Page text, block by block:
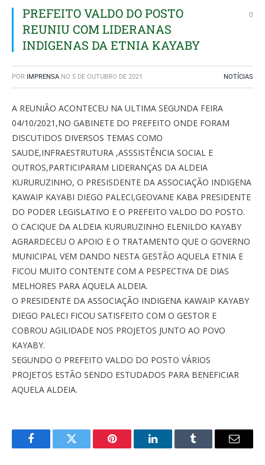
PREFEITO VALDO DO POSTO
REUNIU COM LIDERANAS
INDIGENAS DA ETNIA KAYABY
0
POR IMPRENSA NO 5 DE OUTUBRO DE 2021 NOTÍCIAS
A REUNIÃO ACONTECEU NA ULTIMA SEGUNDA FEIRA
04/10/2021,NO GABINETE DO PREFEITO ONDE FORAM
DISCUTIDOS DIVERSOS TEMAS COMO
SAUDE,INFRAESTRUTURA ,ASSSISTÊNCIA SOCIAL E
OUTROS,PARTICIPARAM LIDERANÇAS DA ALDEIA
KURURUZINHO, O PRESISDENTE DA ASSOCIAÇÃO INDIGENA
KAWAIP KAYABI DIEGO PALECI,GEOVANE KABA PRESIDENTE
DO PODER LEGISLATIVO E O PREFEITO VALDO DO POSTO.
O CACIQUE DA ALDEIA KURURUZINHO ELENILDO KAYABY
AGRARDECEU O APOIO E O TRATAMENTO QUE O GOVERNO
MUNICIPAL VEM DANDO NESTA GESTÃO AQUELA ETNIA E
FICOU MUITO CONTENTE COM A PESPECTIVA DE DIAS
MELHORES PARA AQUELA ALDEIA.
O PRESIDENTE DA ASSOCIAÇÃO INDIGENA KAWAIP KAYABY
DIEGO PALECI FICOU SATISFEITO COM O GESTOR E
COBROU AGILIDADE NOS PROJETOS JUNTO AO POVO
KAYABY.
SEGUNDO O PREFEITO VALDO DO POSTO VÁRIOS
PROJETOS ESTÃO SENDO ESTUDADOS PARA BENEFICIAR
AQUELA ALDEIA.
FacebookTwitter Pinterest O
Tumblr
E-